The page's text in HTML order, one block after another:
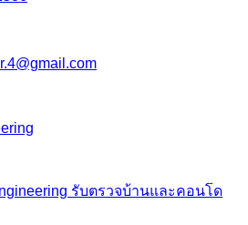
รับตรวจบ้านและคอนโด